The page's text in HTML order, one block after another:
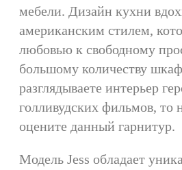
мебели. Дизайн кухни
американским стилем,
любовью к свободному
большому количеству
разглядываете интерьер
голливудских фильмов, то
оцените данный гарнитур.
Модель Jess обладает